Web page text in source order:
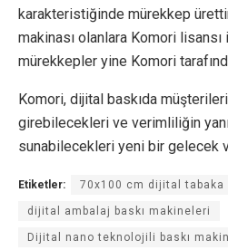
karakteristiğinde mürekkep
makinası olanlara Komori
mürekkepler yine Komori
Komori, dijital baskıda
girebilecekleri ve verimliliğin
sunabilecekleri yeni bir gelecek
Etiketler: 70x100 cm dijital tabaka
dijital ambalaj baskı makineleri
Dijital nano teknolojili baskı